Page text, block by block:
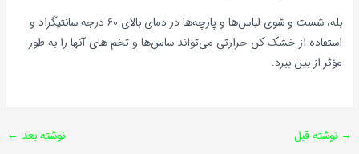
بله، شست و شوی لباس‌ها و پارچه‌ها در دمای بالای 60 درجه سانتیگراد و
استفاده از خشک کن حرارتی می‌تواند ساس‌ها و تخم های آنها را به طور
مؤثر از بین ببرد.
→ نوشته قبل نوشته بعد ←